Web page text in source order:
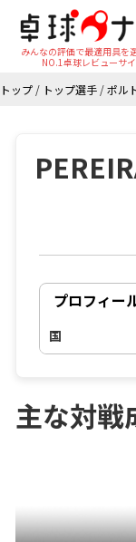
みんなの評価で最適用具を
NO.1卓球レビューサ
トップ / トップ選手 /ポル
プロフィー
国
主な対戦